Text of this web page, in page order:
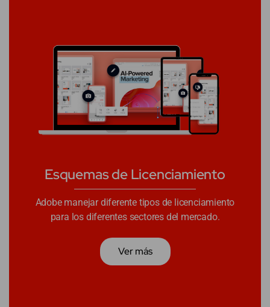
Esquemas de Licenciamiento
Adobe manejar diferente tipos de licenciamiento
para los diferentes sectores del mercado.
Ver más